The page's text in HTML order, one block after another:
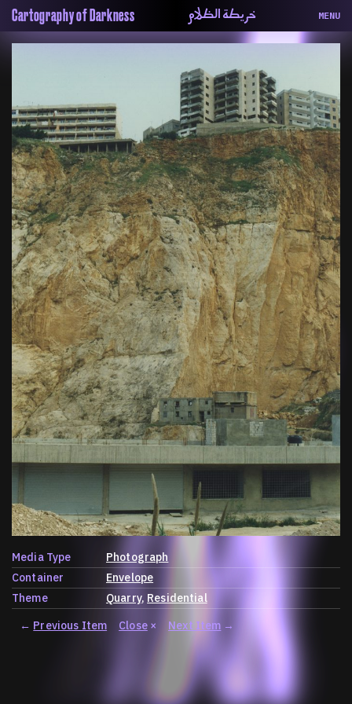
Cartography of Darkness خريطة الظلام MENU
السلسة
Repository
الحاوية
Contributors
المساهمين
Colophon
التختيم
Media Type
Photograph
Container
Envelope
Theme
Quarry Residential
← Previous Item Close× Next Item →